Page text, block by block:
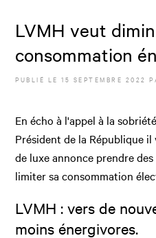
LVMH veut
consommation
PUBLIÉ LE15 SEPTEMBRE 2022
En écho à l'appel à la
Président de la République
de luxe annonce prendre
limiter sa consommation
LVMH : vers de
moins énergivores.